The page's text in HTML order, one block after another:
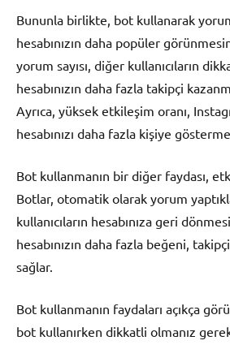
Bununla birlikte, bot kullanarak yorum
hesabınızın daha popüler
yorum sayısı, diğer kullanıcıların
hesabınızın daha fazla takipçi
Ayrıca, yüksek etkileşim oranı,
hesabınızı daha fazla kişiye
Bot kullanmanın bir diğer faydası,
Botlar, otomatik olarak yorum
kullanıcıların hesabınıza geri
hesabınızın daha fazla beğeni,
sağlar.
Bot kullanmanın faydaları açıkça
bot kullanırken dikkatli olmanız